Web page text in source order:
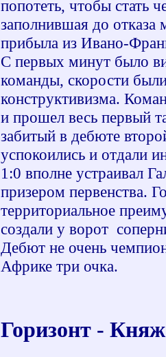
попотеть, чтобы стать
заполнившая до отказа
прибыла из Ивано-
С первых минут было
команды, скорости
конструктивизма.
и прошел весь первый
забитый в дебюте
успокоились и отдали
1:0 вполне устраивал
призером первенства.
территориальное
создали у ворот
Дебют не очень
Африке три очка.
Горизонт